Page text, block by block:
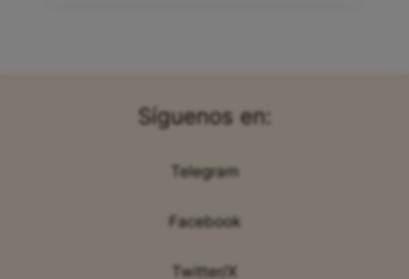
Síguenos en:
Telegram
Facebook
Twitter/X